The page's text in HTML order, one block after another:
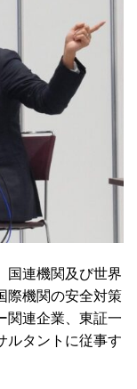
国連機関及び世界
際機関の安全対策
関連企業、東証一
ルタントに従事す